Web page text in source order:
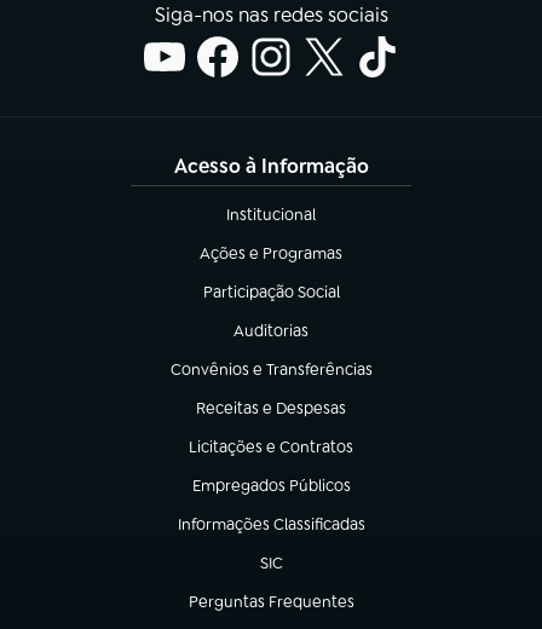
Siga-nos nas redes sociais
Acesso à Informação
Institucional
(abre em nova aba)
Ações e Programas
(abre em nova aba)
Participação Social
(abre em nova aba)
Auditorias
(abre em nova aba)
Convênios e Transferências
(abre em nova aba)
Receitas e Despesas
(abre em nova aba)
Licitações e Contratos
(abre em nova aba)
Empregados Públicos
(abre em nova aba)
Informações Classificadas
(abre em nova aba)
SIC
(abre em nova aba)
Perguntas Frequentes
(abre em nova aba)